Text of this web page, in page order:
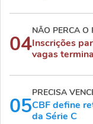
04
NÃO PERCA O
Inscrições
vagas
05
PRECISA
CBF define
da Série C